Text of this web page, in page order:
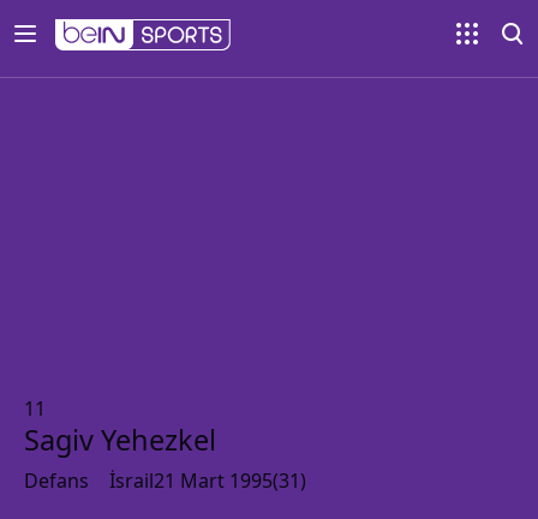
11
Sagiv Yehezkel
Defans İsrail21 Mart 1995(31)